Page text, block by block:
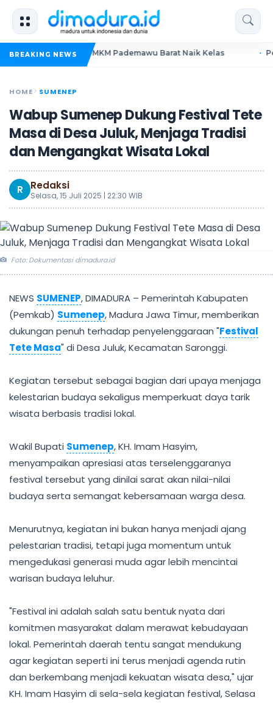
BREAKING NEWS
Dorong UMKM Pademawu Barat Naik Kelas
HOME SUMENEP
Wabup Sumenep Dukung Festival Tete
Masa di Desa Juluk, Menjaga Tradisi
dan Mengangkat Wisata Lokal
R Redaksi
Selasa, 15 Juli 2025 | 22:30 WIB
Foto: Dokumentasi dimadura.id
NEWS SUMENEP, DIMADURA – Pemerintah Kabupaten
(Pemkab) Sumenep, Madura Jawa Timur, memberikan
dukungan penuh terhadap penyelenggaraan "Festival
Tete Masa" di Desa Juluk, Kecamatan Saronggi.
Kegiatan tersebut sebagai bagian dari upaya menjaga
kelestarian budaya sekaligus memperkuat daya tarik
wisata berbasis tradisi lokal.
Wakil Bupati Sumenep, KH. Imam Hasyim,
menyampaikan apresiasi atas terselenggaranya
festival tersebut yang dinilai sarat akan nilai-nilai
budaya serta semangat kebersamaan warga desa.
Menurutnya, kegiatan ini bukan hanya menjadi ajang
pelestarian tradisi, tetapi juga momentum untuk
mengedukasi generasi muda agar lebih mencintai
warisan budaya leluhur.
"Festival ini adalah salah satu bentuk nyata dari
komitmen masyarakat dalam merawat kebudayaan
lokal. Pemerintah daerah tentu sangat mendukung
agar kegiatan seperti ini terus menjadi agenda rutin
dan berkembang menjadi kekuatan wisata desa," ujar
KH. Imam Hasyim di sela-sela kegiatan festival, Selasa